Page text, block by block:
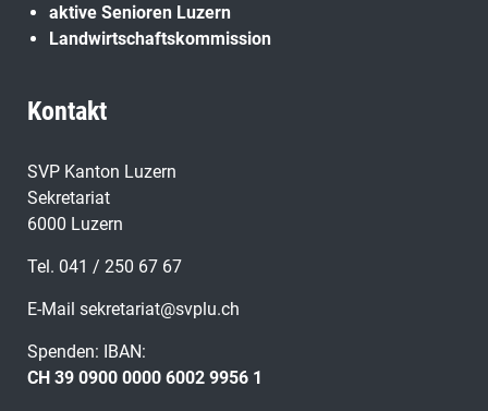
aktive Senioren Luzern
Landwirtschaftskommission
Kontakt
SVP Kanton Luzern
Sekretariat
6000 Luzern
Tel. 041 / 250 67 67
E-Mail sekretariat@svplu.ch
Spenden: IBAN:
CH 39 0900 0000 6002 9956 1